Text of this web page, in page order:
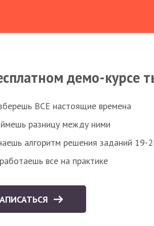
демо-курсе
ВСЕ настоящие времена
разницу между ними
алгоритм решения заданий 19-
все на практике